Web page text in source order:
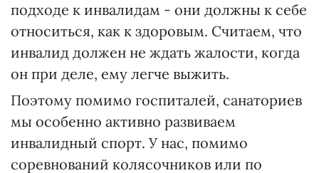
подходе к инвалидам - они должны к себе
относиться, как к здоровым. Считаем, что
инвалид должен не ждать жалости, когда
он при деле, ему легче выжить.
Поэтому помимо госпиталей, санаториев
мы особенно активно развиваем
инвалидный спорт. У нас, помимо
соревнований колясочников или по